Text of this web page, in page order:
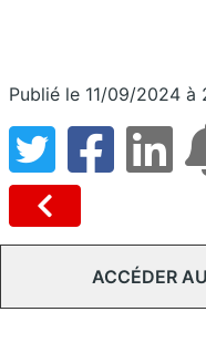
Publié le 11/09/2024 à
ACCÉDER